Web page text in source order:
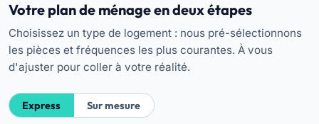
Votre plan de ménage en deux étapes
Choisissez un type de logement : nous pré-sélectionnons
les pièces et fréquences les plus courantes. À vous
d'ajuster pour coller à votre réalité.
Express Sur mesure